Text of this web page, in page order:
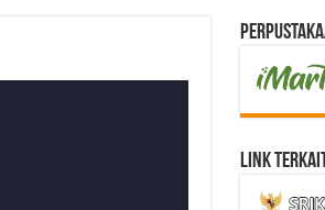
Link Terkait